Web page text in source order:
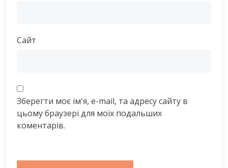
Сайт
Зберегти моє ім'я, e-mail, та адресу сайту в
цьому браузері для моїх подальших
коментарів.